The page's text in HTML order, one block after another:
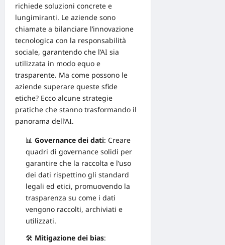
richiede soluzioni concrete e
lungimiranti. Le aziende sono
chiamate a bilanciare l’innovazione
tecnologica con la responsabilità
sociale, garantendo che l’AI sia
utilizzata in modo equo e
trasparente. Ma come possono le
aziende superare queste sfide
etiche? Ecco alcune strategie
pratiche che stanno trasformando il
panorama dell’AI.
📊 Governance dei dati: Creare
quadri di governance solidi per
garantire che la raccolta e l’uso
dei dati rispettino gli standard
legali ed etici, promuovendo la
trasparenza su come i dati
vengono raccolti, archiviati e
utilizzati.
🛠️ Mitigazione dei bias: